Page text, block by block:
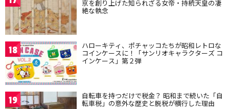
京を創り上げた知られざる女帝・持統天皇の凄
絶な執念
18 ハローキティ、ポチャッコたちが昭和レトロな
コインケースに！「サンリオキャラクターズ コ
インケース」第２弾
19 自転車を持つだけで税金？ 昭和まで続いた「自
転車税」の意外な歴史と脱税が横行した理由